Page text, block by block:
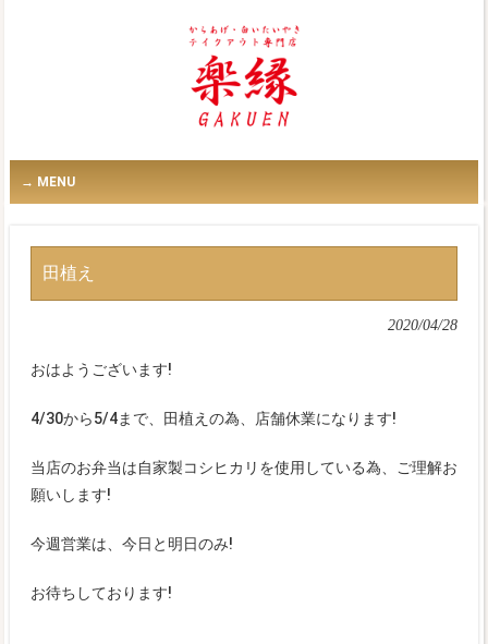
MENU
田植え
2020/04/28
おはようございます!
4/30から5/4まで、田植えの為、店舗休業になります!
当店のお弁当は自家製コシヒカリを使用している為、ご理解お
願いします!
今週営業は、今日と明日のみ!
お待ちしております!